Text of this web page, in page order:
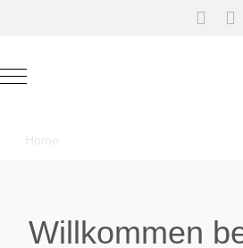
Mobile Menu Toggle
Home
Willkommen